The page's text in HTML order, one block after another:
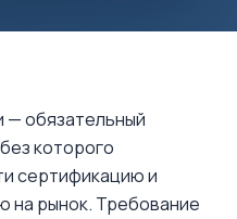
— обязательный
которого
сертификацию и
на рынок. Требование